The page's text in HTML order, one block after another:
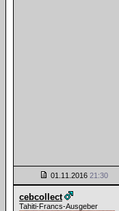
01.11.2016 21:30
cebcollect
Tahiti-Francs-Ausgeber